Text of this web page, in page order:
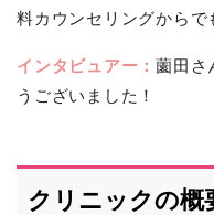
料カウンセリングからで
インタビュアー：薗田さ
うございました！
クリニックの概